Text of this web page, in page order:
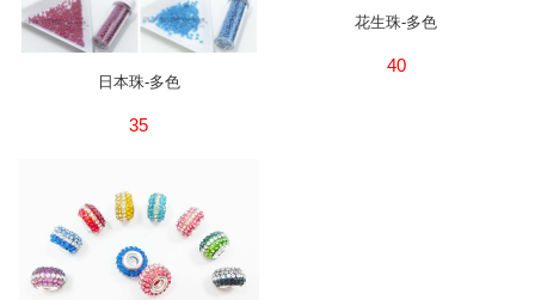
日本珠-多色
35
花生珠-多色
40